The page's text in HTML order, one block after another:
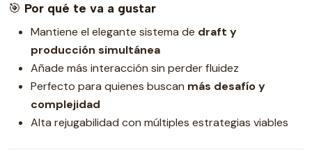
🎯 Por qué te va a gustar
Mantiene el elegante sistema de draft y
producción simultánea
Añade más interacción sin perder fluidez
Perfecto para quienes buscan más desafío y
complejidad
Alta rejugabilidad con múltiples estrategias viables